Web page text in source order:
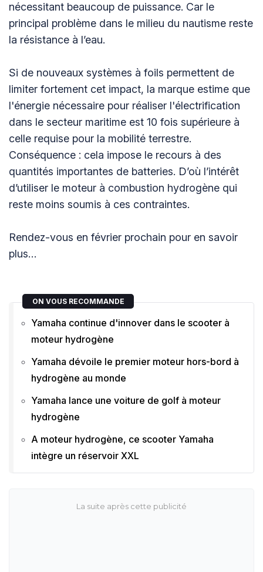
nécessitant beaucoup de puissance. Car le
principal problème dans le milieu du nautisme reste
la résistance à l’eau.
Si de nouveaux systèmes à foils permettent de
limiter fortement cet impact, la marque estime que
l'énergie nécessaire pour réaliser l'électrification
dans le secteur maritime est 10 fois supérieure à
celle requise pour la mobilité terrestre.
Conséquence : cela impose le recours à des
quantités importantes de batteries. D’où l’intérêt
d’utiliser le moteur à combustion hydrogène qui
reste moins soumis à ces contraintes.
Rendez-vous en février prochain pour en savoir
plus…
ON VOUS RECOMMANDE
Yamaha continue d'innover dans le scooter à
moteur hydrogène
Yamaha dévoile le premier moteur hors-bord à
hydrogène au monde
Yamaha lance une voiture de golf à moteur
hydrogène
A moteur hydrogène, ce scooter Yamaha
intègre un réservoir XXL